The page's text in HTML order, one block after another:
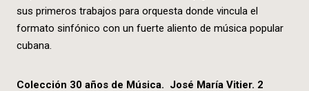
sus primeros trabajos para orquesta donde vincula el
formato sinfónico con un fuerte aliento de música popular
cubana.
Colección 30 años de Música. José María Vitier. 2